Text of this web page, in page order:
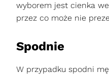
wyborem jest cienka
przez co może nie
Spodnie
W przypadku spodni